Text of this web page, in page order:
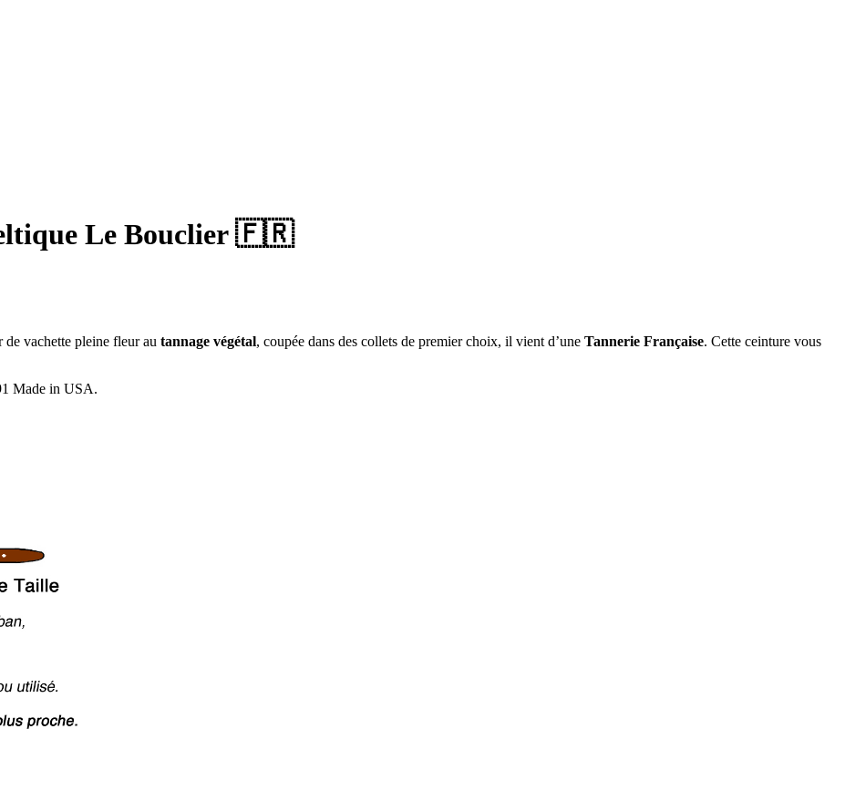
Le Bouclier 🇫🇷
vachette pleine fleurau tannage végétal, coupée dans des collets de premier choix, il vient d’une Tannerie Française. Cette ceinture vous
Made in USA.